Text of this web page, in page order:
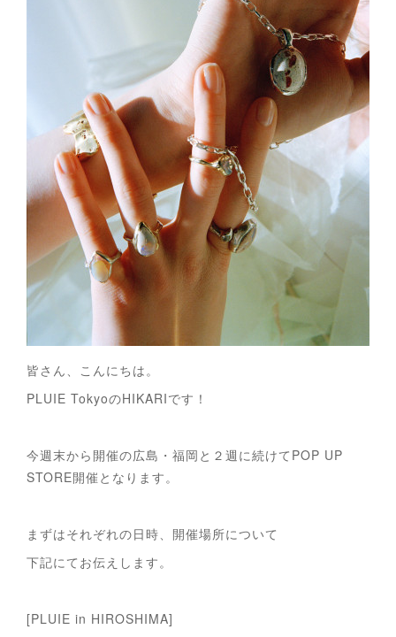
皆さん、こんにちは。
PLUIE TokyoのHIKARIです！
今週末から開催の広島・福岡と２週に続けてPOP UP
STORE開催となります。
まずはそれぞれの日時、開催場所について
下記にてお伝えします。
[PLUIE in HIROSHIMA]